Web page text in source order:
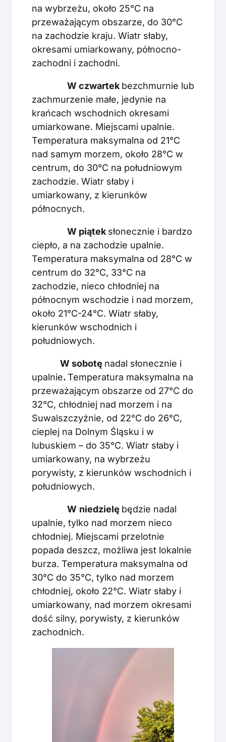
na wybrzeżu, około 25°C na
przeważającym obszarze, do 30°C
na zachodzie kraju. Wiatr słaby,
okresami umiarkowany, północno-
zachodni i zachodni.
W czwartek bezchmurnie lub
zachmurzenie małe, jedynie na
krańcach wschodnich okresami
umiarkowane. Miejscami upalnie.
Temperatura maksymalna od 21°C
nad samym morzem, około 28°C w
centrum, do 30°C na południowym
zachodzie. Wiatr słaby i
umiarkowany, z kierunków
północnych.
W piątek słonecznie i bardzo
ciepło, a na zachodzie upalnie.
Temperatura maksymalna od 28°C w
centrum do 32°C, 33°C na
zachodzie, nieco chłodniej na
północnym wschodzie i nad morzem,
około 21°C-24°C. Wiatr słaby,
kierunków wschodnich i
południowych.
W sobotę nadal słonecznie i
upalnie.Temperatura maksymalna na
przeważającym obszarze od 27°C do
32°C, chłodniej nad morzem i na
Suwalszczyźnie, od 22°C do 26°C,
cieplej na Dolnym Śląsku i w
lubuskiem – do 35°C. Wiatr słaby i
umiarkowany, na wybrzeżu
porywisty, z kierunków wschodnich i
południowych.
W niedzielę będzie nadal
upalnie, tylko nad morzem nieco
chłodniej. Miejscami przelotnie
popada deszcz, możliwa jest lokalnie
burza. Temperatura maksymalna od
30°C do 35°C, tylko nad morzem
chłodniej, około 22°C. Wiatr słaby i
umiarkowany, nad morzem okresami
dość silny, porywisty, z kierunków
zachodnich.